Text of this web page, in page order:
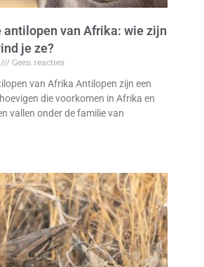
antilopen van Afrika: wie zijn
je ze?
Geen reacties
van Afrika Antilopen zijn een
die voorkomen in Afrika en
vallen onder de familie van